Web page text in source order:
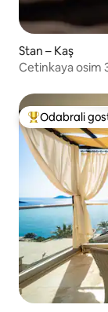
Stan – Kaş
Cetinkaya osim
Među najviše
Odabrali